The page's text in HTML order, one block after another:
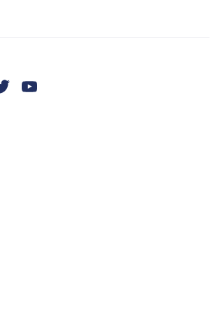
Twitter